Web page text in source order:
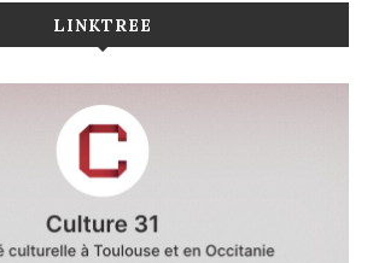
LINKTREE